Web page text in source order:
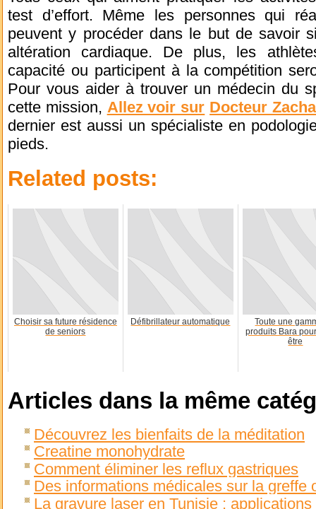
test d’effort. Même les personnes qui
peuvent y procéder dans le but de savoir
altération cardiaque. De plus, les
capacité ou participent à la compétition
Pour vous aider à trouver un médecin du
cette mission, Allez voir sur Docteur
dernier est aussi un spécialiste en
pieds.
Related posts:
Choisir sa future résidence
de seniors
Défibrillateur automatique
Toute une
produits Bara
être
Articles dans la même
Découvrez les bienfaits de la méditation
Creatine monohydrate
Comment éliminer les reflux gastriques
Des informations médicales sur la greffe
La gravure laser en Tunisie :